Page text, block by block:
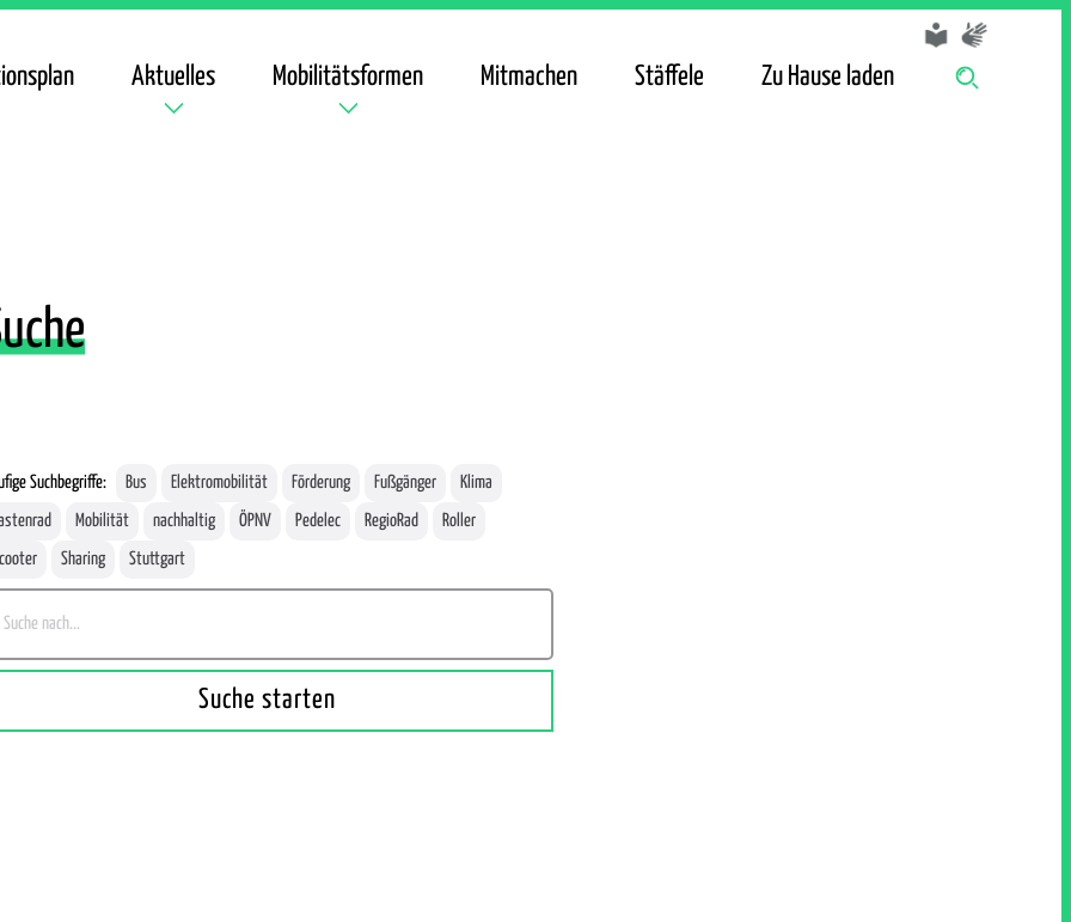
Aktuelles Mobilitätsformen Mitmachen Stäffele Zu Hause laden
Suchbegriffe: Bus Elektromobilität Förderung Fußgänger Klima
Mobilität nachhaltig ÖPNV Pedelec RegioRad Roller
Sharing Stuttgart